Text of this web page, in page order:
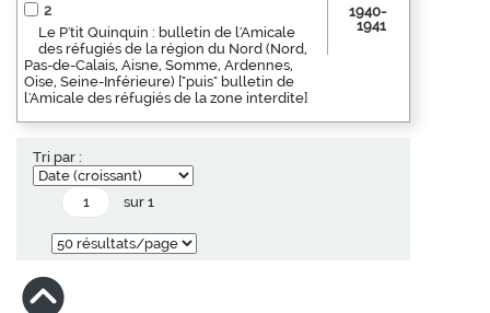
2
Le P'tit Quinquin : bulletin de l'Amicale
des réfugiés de la région du Nord (Nord,
Pas-de-Calais, Aisne, Somme, Ardennes,
Oise, Seine-Inférieure) ["puis" bulletin de
l'Amicale des réfugiés de la zone interdite]
1940-
1941
Tri par :
sur 1